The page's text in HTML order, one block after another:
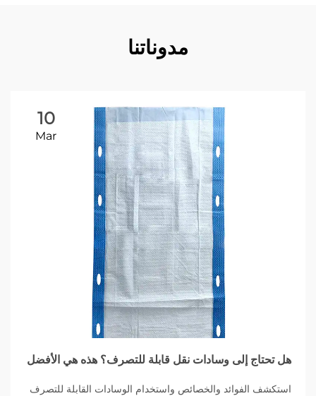
مدوناتنا
10
Mar
هل تحتاج إلى وسادات نقل قابلة للتصرف؟ هذه هي الأفضل
استكشف الفوائد والخصائص واستخدام الوسادات القابلة للتصرف